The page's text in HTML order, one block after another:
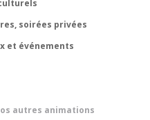
soirées privées
et événements
autres animations